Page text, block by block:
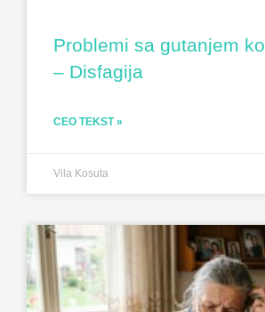
Problemi sa gutanjem
– Disfagija
CEO TEKST »
Vila Kosuta